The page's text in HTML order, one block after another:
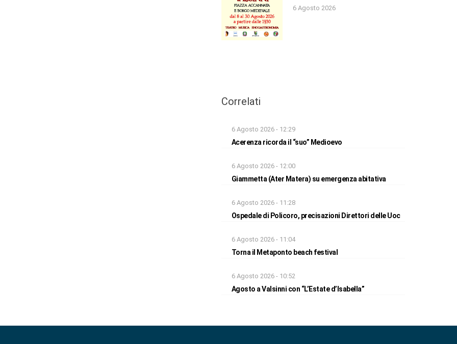
6 Agosto 2026
Correlati
6 Agosto 2026 - 12:29
Acerenza ricorda il “suo” Medioevo
6 Agosto 2026 - 12:00
Giammetta (Ater Matera) su emergenza abitativa
6 Agosto 2026 - 11:28
Ospedale di Policoro, precisazioni Direttori delle Uoc
6 Agosto 2026 - 11:04
Torna il Metaponto beach festival
6 Agosto 2026 - 10:52
Agosto a Valsinni con “L’Estate d’Isabella”